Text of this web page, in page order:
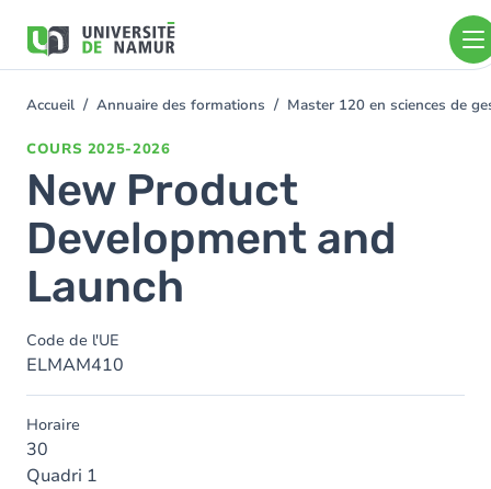
contenu
You
Accueil Annuaire des formations Master 120 en sciences de
COURS 2025-2026
New Product
Development and
Launch
Code de l'UE
ELMAM410
Horaire
30
Quadri 1